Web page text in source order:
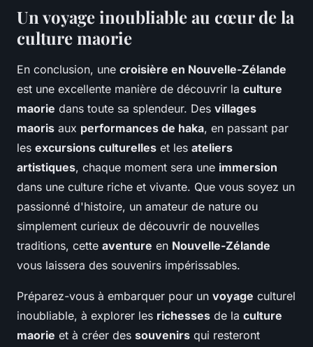
Un voyage inoubliable au cœur de la
culture maorie
En conclusion, une croisière en Nouvelle-Zélande
est une excellente manière de découvrir la culture
maorie dans toute sa splendeur. Des villages
maoris aux performances de haka, en passant par
les excursions culturelles et les ateliers
artistiques, chaque moment sera une immersion
dans une culture riche et vivante. Que vous soyez un
passionné d'histoire, un amateur de nature ou
simplement curieux de découvrir de nouvelles
traditions, cette aventure en Nouvelle-Zélande
vous laissera des souvenirs impérissables.
Préparez-vous à embarquer pour un voyage culturel
inoubliable, à explorer les richesses de la culture
maorie et à créer des souvenirs qui resteront